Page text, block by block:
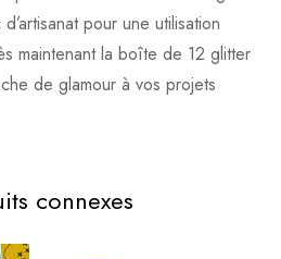
pour une utilisation
maintenant la boîte de 12 glitter
de glamour à vos projets
connexes